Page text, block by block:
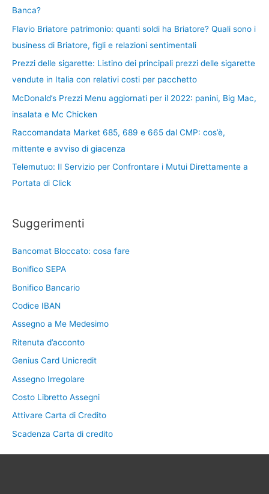
Banca?
Flavio Briatore patrimonio: quanti soldi ha Briatore? Quali sono i
business di Briatore, figli e relazioni sentimentali
Prezzi delle sigarette: Listino dei principali prezzi delle sigarette
vendute in Italia con relativi costi per pacchetto
McDonald’s Prezzi Menu aggiornati per il 2022: panini, Big Mac,
insalata e Mc Chicken
Raccomandata Market 685, 689 e 665 dal CMP: cos’è,
mittente e avviso di giacenza
Telemutuo: Il Servizio per Confrontare i Mutui Direttamente a
Portata di Click
Suggerimenti
Bancomat Bloccato: cosa fare
Bonifico SEPA
Bonifico Bancario
Codice IBAN
Assegno a Me Medesimo
Ritenuta d’acconto
Genius Card Unicredit
Assegno Irregolare
Costo Libretto Assegni
Attivare Carta di Credito
Scadenza Carta di credito